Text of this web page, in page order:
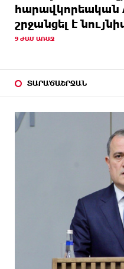
հարավկորեական
շրջանցել է
9 ԺԱՄ ԱՌԱՋ
ՏԱՐԱԾԱՇՐՋԱՆ